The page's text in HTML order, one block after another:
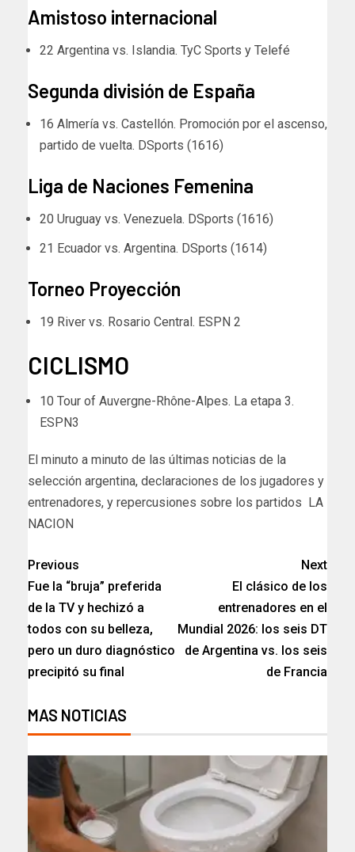
Amistoso internacional
22 Argentina vs. Islandia. TyC Sports y Telefé
Segunda división de España
16 Almería vs. Castellón. Promoción por el ascenso,
partido de vuelta. DSports (1616)
Liga de Naciones Femenina
20 Uruguay vs. Venezuela. DSports (1616)
21 Ecuador vs. Argentina. DSports (1614)
Torneo Proyección
19 River vs. Rosario Central. ESPN 2
CICLISMO
10 Tour of Auvergne-Rhône-Alpes. La etapa 3.
ESPN3
​El minuto a minuto de las últimas noticias de la
selección argentina, declaraciones de los jugadores y
entrenadores, y repercusiones sobre los partidos LA
NACION
Previous
Fue la “bruja” preferida
de la TV y hechizó a
todos con su belleza,
pero un duro diagnóstico
precipitó su final
Next
El clásico de los
entrenadores en el
Mundial 2026: los seis DT
de Argentina vs. los seis
de Francia
MAS NOTICIAS